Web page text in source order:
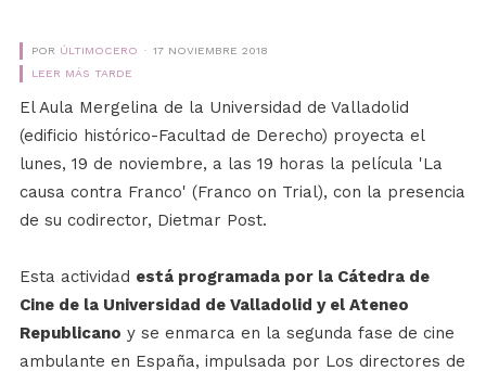
POR ÚLTIMOCERO
17 NOVIEMBRE 2018
LEER MÁS TARDE
El Aula Mergelina de la Universidad de Valladolid
(edificio histórico-Facultad de Derecho) proyecta el
lunes, 19 de noviembre, a las 19 horas la película 'La
causa contra Franco' (Franco on Trial), con la presencia
de su codirector, Dietmar Post.
Esta actividad está programada por la Cátedra de
Cine de la Universidad de Valladolid y el Ateneo
Republicano y se enmarca en la segunda fase de cine
ambulante en España, impulsada por Los directores de